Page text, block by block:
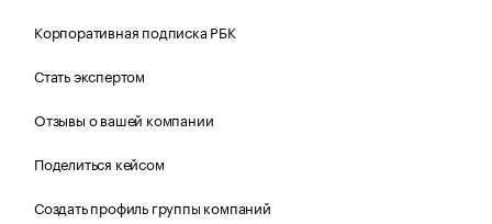
Корпоративная подписка РБК
Стать экспертом
Отзывы о вашей компании
Поделиться кейсом
Создать профиль группы компаний